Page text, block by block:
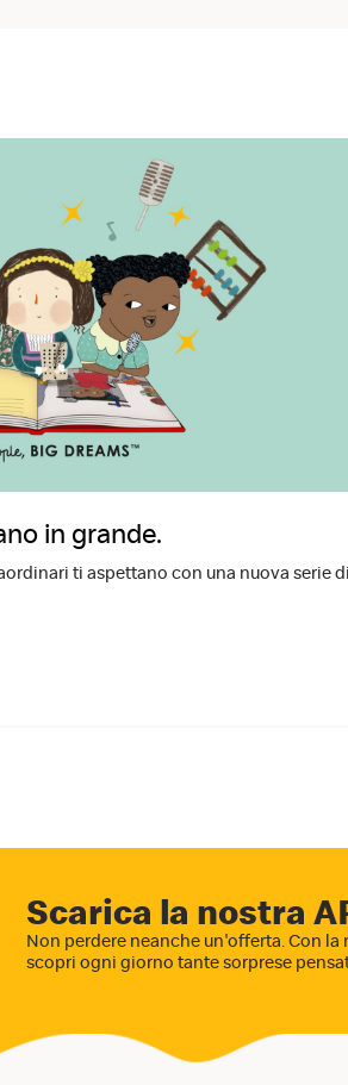
in grande.
ti aspettano con una nuova serie di
Scarica la nostra
Non perdere neanche un'offerta. Con la
scopri ogni giorno tante sorprese